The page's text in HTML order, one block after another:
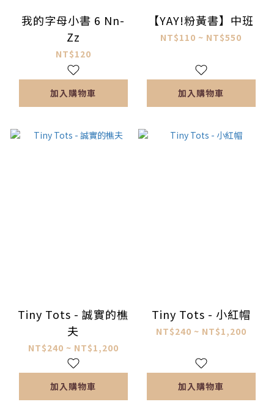
我的字母小書 6 Nn-
Zz
NT$120
加入購物車
【YAY!粉黃書】中班
NT$110 ~ NT$550
加入購物車
Tiny Tots - 誠實的樵
夫
NT$240 ~ NT$1,200
加入購物車
Tiny Tots - 小紅帽
NT$240 ~ NT$1,200
加入購物車